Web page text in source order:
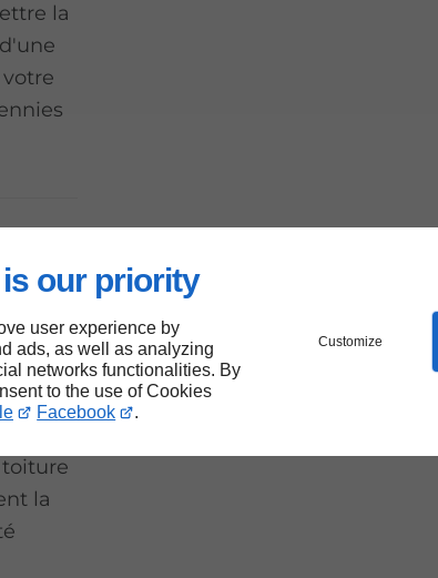
our priority
user experience by
ads, as well as analyzing
networks functionalities. By
to the use of Cookies
Facebook .
Customize
la
vos
toiture
la